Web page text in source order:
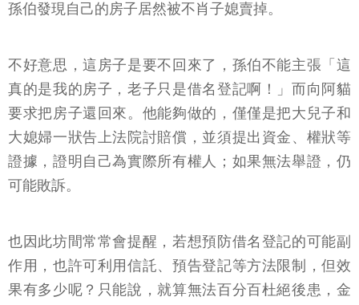
孫伯發現自己的房子居然被不肖子媳賣掉。
不好意思，這房子是要不回來了，孫伯不能主張「這
真的是我的房子，老子只是借名登記啊！」而向阿貓
要求把房子還回來。他能夠做的，僅僅是把大兒子和
大媳婦一狀告上法院討賠償，並須提出資金、權狀等
證據，證明自己為實際所有權人；如果無法舉證，仍
可能敗訴。
也因此坊間常常會提醒，若想預防借名登記的可能副
作用，也許可利用信託、預告登記等方法限制，但效
果有多少呢？只能說，就算無法百分百杜絕後患，金